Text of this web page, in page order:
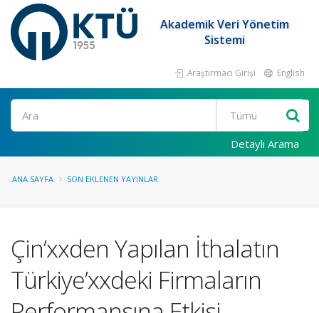
Akademik Veri Yönetim
Sistemi
Araştırmacı Girişi English
Ara
Detaylı Arama
ANA SAYFA SON EKLENEN YAYINLAR
Çin’xxden Yapılan İthalatın
Türkiye’xxdeki Firmaların